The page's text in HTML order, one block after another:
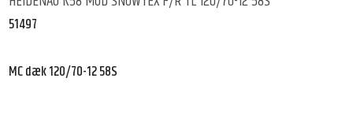
51497
MC dæk 120/70-12 58S